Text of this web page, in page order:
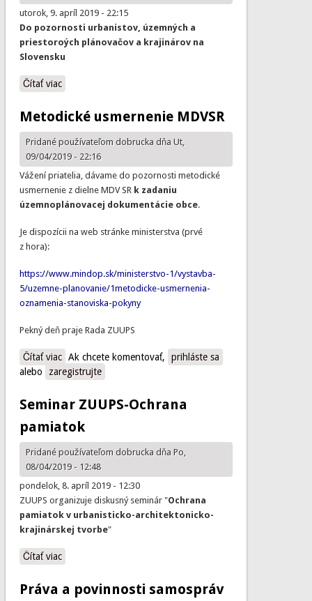
utorok, 9. apríl 2019 - 22:15
Do pozornosti urbanistov, územných a
priestoroých plánovačov a krajinárov na
Slovensku
Čítať viaco Cena ZUUPS 2019 - Cena za urbanizmus je vyhlásená
Metodické usmernenie MDVSR
Pridané používateľom dobruckadňa Ut,
09/04/2019 - 22:16
Vážení priatelia, dávame do pozornosti metodické
usmernenie z dielne MDV SR k zadaniu
územnoplánovacej dokumentácie obce.
Je dispozícii na web stránke ministerstva (prvé
z hora):
https://www.mindop.sk/ministerstvo-1/vystavba-
5/uzemne-planovanie/1metodicke-usmernenia-
oznamenia-stanoviska-pokyny
Pekný deň praje Rada ZUUPS
Čítať viaco Metodické usmernenie MDVSR
Ak chcete komentovať,
prihláste sa
alebo
zaregistrujte
Seminar ZUUPS-Ochrana
pamiatok
Pridané používateľom dobruckadňa Po,
08/04/2019 - 12:48
pondelok, 8. apríl 2019 - 12:30
ZUUPS organizuje diskusný seminár "Ochrana
pamiatok v urbanisticko-architektonicko-
krajinárskej tvorbe"
Čítať viaco Seminar ZUUPS-Ochrana pamiatok
Práva a povinnosti samospráv